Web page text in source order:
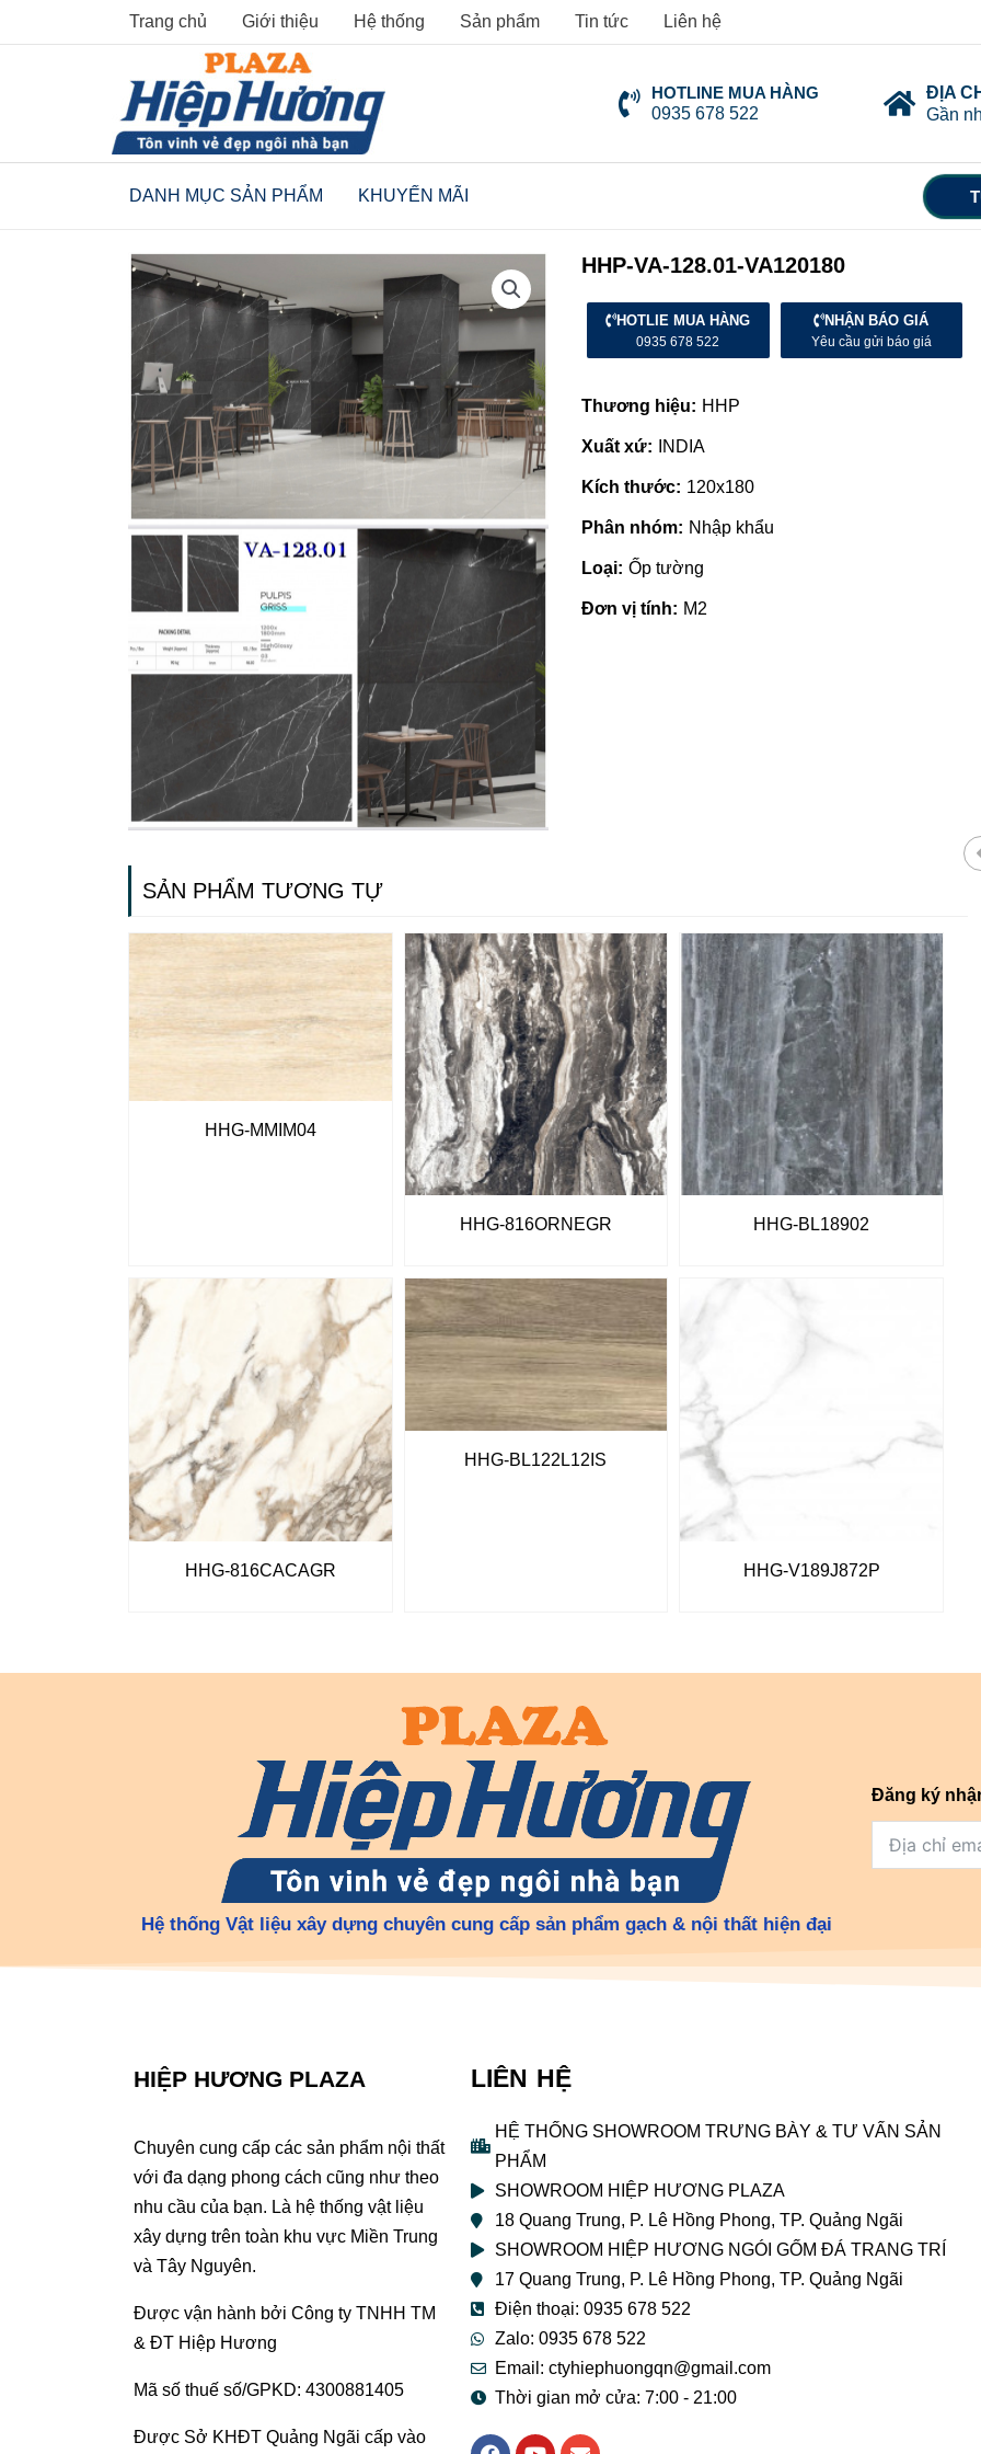
to
Trang chủ Giới thiệu Hệ thống Sản phẩm Tin tức Liên hệ
HOTLINE MUA HÀNG
0935 678 522
ĐỊA
Gần
DANH MỤC SẢN PHẨM KHUYẾN MÃI
HHP-VA-128.01-VA120180
HOTLIE MUA HÀNG
0935 678 522
NHẬN BÁO GIÁ
Yêu cầu gửi báo giá
Thương hiệu: HHP
Xuất xứ: INDIA
Kích thước: 120x180
Phân nhóm: Nhập khẩu
Loại: Ốp tường
Đơn vị tính: M2
SẢN PHẨM TƯƠNG TỰ
HHG-MMIM04
HHG-816ORNEGR HHG-BL18902
HHG-816CACAGR
HHG-BL122L12IS
HHG-V189J872P
Gạch ốp lát giá rẻ tại Quảng
Ngãi
Nhà phân phối gạch
tại Quảng Ngãi
Hệ thống Vật liệu xây dựng chuyên cung cấp sản phẩm gạch & nội thất hiện đại
Đăng ký
HIỆP HƯƠNG PLAZA
Chuyên cung cấp các sản phẩm nội thất
với đa dạng phong cách cũng như theo
nhu cầu của bạn. Là hệ thống vật liệu
xây dựng trên toàn khu vực Miền Trung
và Tây Nguyên.
Được vận hành bởi Công ty TNHH TM
& ĐT Hiệp Hương
Mã số thuế số/GPKD: 4300881405
Được Sở KHĐT Quảng Ngãi cấp vào
LIÊN HỆ
HỆ THỐNG SHOWROOM TRƯNG BÀY & TƯ VẤN SẢN
PHẨM
SHOWROOM HIỆP HƯƠNG PLAZA
18 Quang Trung, P. Lê Hồng Phong, TP. Quảng Ngãi
SHOWROOM HIỆP HƯƠNG NGÓI GỐM ĐÁ TRANG TRÍ
17 Quang Trung, P. Lê Hồng Phong, TP. Quảng Ngãi
Điện thoại: 0935 678 522
Zalo: 0935 678 522
Email: ctyhiephuongqn@gmail.com
Thời gian mở cửa: 7:00 - 21:00
F
Y
E